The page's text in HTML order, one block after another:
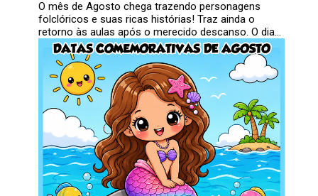
O mês de Agosto chega trazendo personagens
folclóricos e suas ricas histórias! Traz ainda o
retorno às aulas após o merecido descanso. O dia...